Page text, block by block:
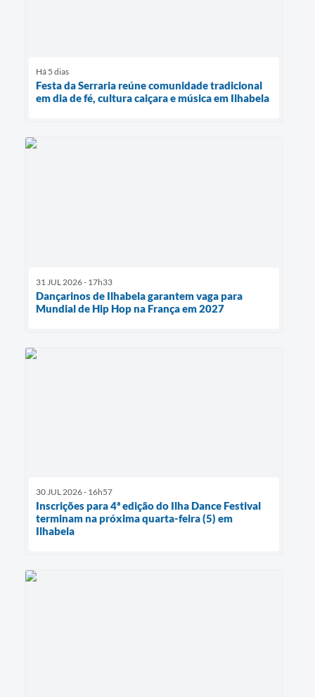
Há 5 dias
Festa da Serraria reúne comunidade tradicional
em dia de fé, cultura caiçara e música em Ilhabela
31 JUL 2026 - 17h33
Dançarinos de Ilhabela garantem vaga para
Mundial de Hip Hop na França em 2027
30 JUL 2026 - 16h57
Inscrições para 4ª edição do Ilha Dance Festival
terminam na próxima quarta-feira (5) em
Ilhabela